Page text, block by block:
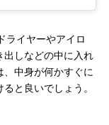
ライヤーやアイロ
出しなどの中に入れ
中身が何かすぐに
と良いでしょう。